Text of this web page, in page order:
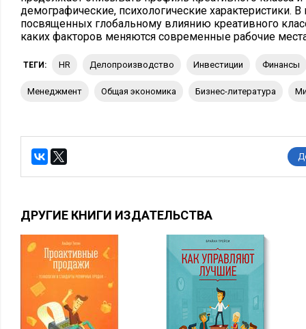
демографические, психологические характеристики.
посвященных глобальному влиянию креативного
каких факторов меняются современные рабочие
ТЕГИ: HR делопроизводство инвестиции финансы
менеджмент Общая экономика бизнес-литература
ДРУГИЕ КНИГИ ИЗДАТЕЛЬСТВА